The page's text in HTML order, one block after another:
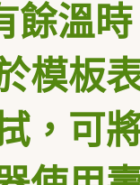
溫時
模板
，可